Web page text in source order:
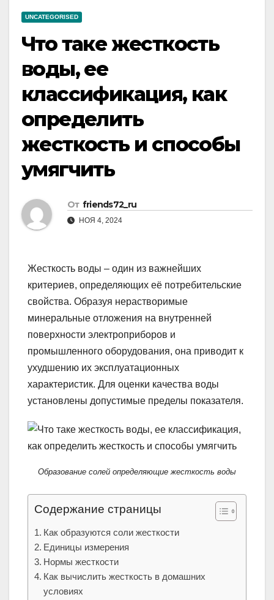
UNCATEGORISED
Что таке жесткость
воды, ее
классификация, как
определить
жесткость и способы
умягчить
От friends72_ru
НОЯ 4, 2024
Жесткость воды – один из важнейших
критериев, определяющих её потребительские
свойства. Образуя нерастворимые
минеральные отложения на внутренней
поверхности электроприборов и
промышленного оборудования, она приводит к
ухудшению их эксплуатационных
характеристик. Для оценки качества воды
установлены допустимые пределы показателя.
Образование солей определяющие жесткость воды
Содержание страницы
Как образуются соли жесткости
Единицы измерения
Нормы жесткости
Как вычислить жесткость в домашних
условиях